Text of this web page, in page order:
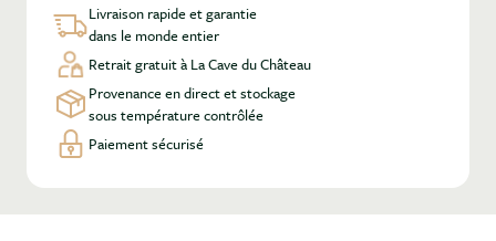
Livraison rapide et garantie
dans le monde entier
Retrait gratuit à La Cave du Château
Provenance en direct et stockage
sous température contrôlée
Paiement sécurisé